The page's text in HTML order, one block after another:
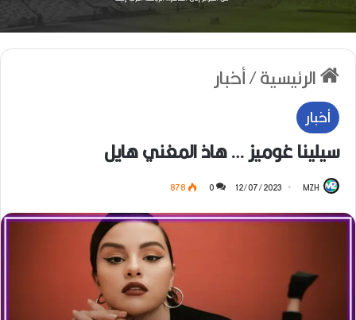
الرئيسية/أخبار
أخبار
سيلينا غوميز … هاذ المغني هايل
MZH
12/07/2023
0
878